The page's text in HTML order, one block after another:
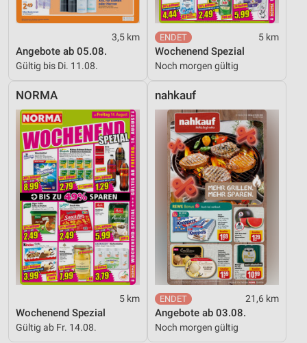
3,5 km
Angebote ab 05.08.
Gültig bis Di. 11.08.
5 km
Wochenend Spezial
Noch morgen gültig
NORMA
5 km
Wochenend Spezial
Gültig ab Fr. 14.08.
nahkauf
21,6 km
Angebote ab 03.08.
Noch morgen gültig